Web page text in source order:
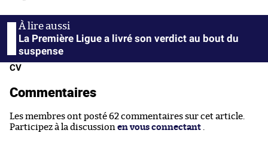
La Première Ligue a livré son verdict au bout du
suspense
CV
Commentaires
Les membres ont posté 62 commentaires sur cet article.
Participez à la discussion en vous connectant